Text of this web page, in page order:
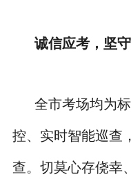
诚信应考，坚
全市考场均为
控、实时智能巡查
查。切莫心存侥幸